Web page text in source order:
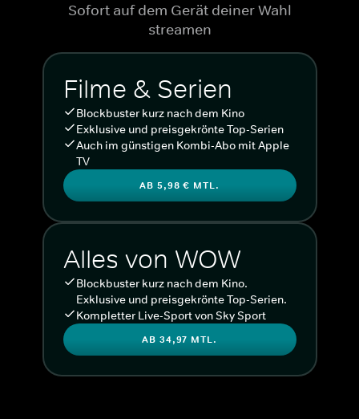
Sofort auf dem Gerät deiner Wahl
streamen
Filme & Serien
Blockbuster kurz nach dem Kino
Exklusive und preisgekrönte Top-Serien
Auch im günstigen Kombi-Abo mit Apple
TV
AB 5,98 € MTL.
Alles von WOW
Blockbuster kurz nach dem Kino.
Exklusive und preisgekrönte Top-Serien.
Kompletter Live-Sport von Sky Sport
AB 34,97 MTL.